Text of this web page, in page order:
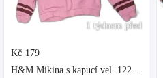
1 týdnem před
Kč 179
H&M Mikina s kapucí vel. 122 fialová